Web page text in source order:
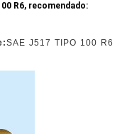
R6, recomendado:
SAE J517 TIPO 100 R6